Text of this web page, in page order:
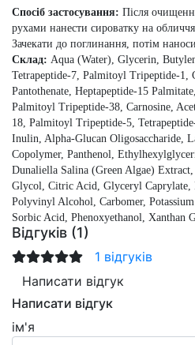
Спосіб застосування: Після
рухами нанести сироватку на
Зачекати до поглинання, потім
Склад: Aqua (Water), Glycerin,
Tetrapeptide-7, Palmitoyl Tripeptide-1,
Pantothenate, Heptapeptide-15
Palmitoyl Tripeptide-38, Carnosine,
18, Palmitoyl Tripeptide-5,
Inulin, Alpha-Glucan Oligosaccharide,
Copolymer, Panthenol,
Dunaliella Salina (Green Algae)
Glycol, Citric Acid, Glyceryl Caprylate,
Polyvinyl Alcohol, Carbomer, Potassium
Sorbic Acid, Phenoxyethanol, Xanthan
Відгуків (1)
1 відгуків
Написати відгук
Написати відгук
ім'я